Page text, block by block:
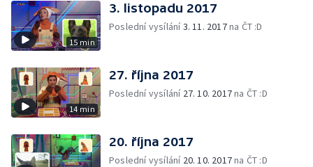
15 min
3. listopadu 2017
Poslední vysílání3. 11. 2017na ČT :D
14 min
27. října 2017
Poslední vysílání 27. 10. 2017na ČT :D
20. října 2017
Poslední vysílání 20. 10. 2017na ČT :D